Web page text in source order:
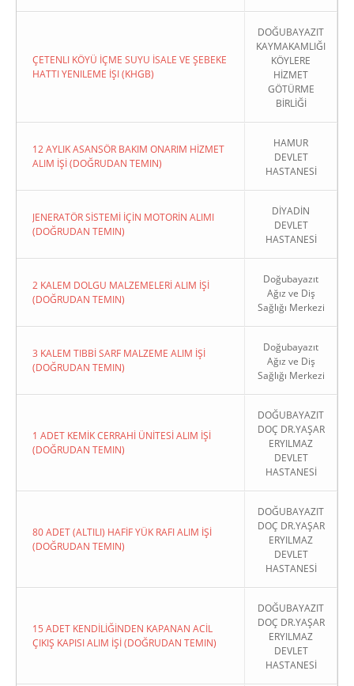
ÇETENLI KÖYÜ İÇME SUYU İSALE VE ŞEBEKE
HATTI YENILEME İŞI (KHGB)
DOĞUBAYAZIT
KAYMAKAMLIĞI
KÖYLERE
HİZMET
GÖTÜRME
BİRLİĞİ
12 AYLIK ASANSÖR BAKIM ONARIM HİZMET
ALIM İŞİ (DOĞRUDAN TEMIN)
HAMUR
DEVLET
HASTANESİ
JENERATÖR SİSTEMİ İÇİN MOTORİN ALIMI
(DOĞRUDAN TEMIN)
DİYADİN
DEVLET
HASTANESİ
2 KALEM DOLGU MALZEMELERİ ALIM İŞİ
(DOĞRUDAN TEMIN)
Doğubayazıt
Ağız ve Diş
Sağlığı Merkezi
3 KALEM TIBBİ SARF MALZEME ALIM İŞİ
(DOĞRUDAN TEMIN)
Doğubayazıt
Ağız ve Diş
Sağlığı Merkezi
1 ADET KEMİK CERRAHİ ÜNİTESİ ALIM İŞİ
(DOĞRUDAN TEMIN)
DOĞUBAYAZIT
DOÇ DR.YAŞAR
ERYILMAZ
DEVLET
HASTANESİ
80 ADET (ALTILI) HAFİF YÜK RAFI ALIM İŞİ
(DOĞRUDAN TEMIN)
DOĞUBAYAZIT
DOÇ DR.YAŞAR
ERYILMAZ
DEVLET
HASTANESİ
15 ADET KENDİLİĞİNDEN KAPANAN ACİL
ÇIKIŞ KAPISI ALIM İŞİ (DOĞRUDAN TEMIN)
DOĞUBAYAZIT
DOÇ DR.YAŞAR
ERYILMAZ
DEVLET
HASTANESİ